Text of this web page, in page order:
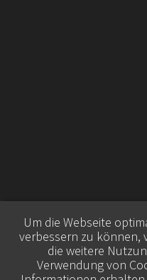
Um die Webseite
verbessern zu können,
die weitere
Verwendung von